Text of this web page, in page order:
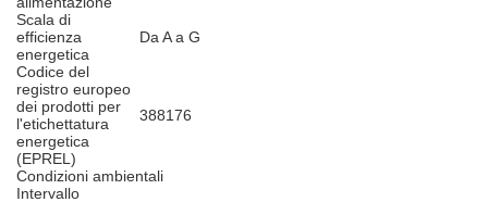
Scala di
efficienza
energetica
Da A a G
Codice del
registro europeo
dei prodotti per
l'etichettatura
energetica
(EPREL)
388176
Condizioni ambientali
Intervallo